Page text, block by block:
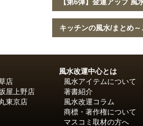
【第6弾】金運アップ 風
キッチンの風水/まとめ
店
屋上野店
東京店
風水改運中心とは
風水アイテムについて
著書紹介
風水改運コラム
商標・著作権について
マスコミ取材の方へ